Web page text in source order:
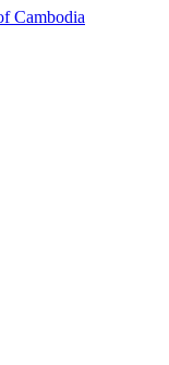
Cambodia